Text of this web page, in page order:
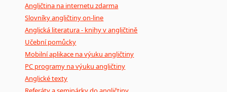
Angličtina na internetu zdarma
Slovníky angličtiny on-line
Anglická literatura - knihy v angličtině
Učební pomůcky
Mobilní aplikace na výuku angličtiny
PC programy na výuku angličtiny
Anglické texty